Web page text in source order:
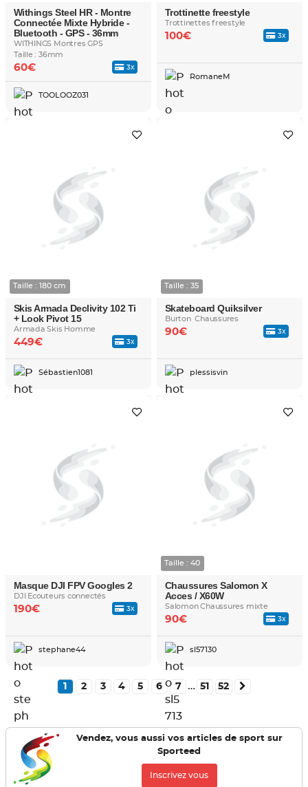
Withings Steel HR - Montre
Connectée Mixte Hybride -
Bluetooth - GPS - 36mm
WITHINGS Montres GPS
Taille : 36mm
3x
60€
TOOLOOZ031
Trottinette freestyle
Trottinettes freestyle
3x
100€
RomaneM
Taille : 180 cm
Skis Armada Declivity 102 Ti
+ Look Pivot 15
Armada Skis Homme
3x
449€
Sébastien1081
Taille : 35
Skateboard Quiksilver
Burton Chaussures
3x
90€
plessisvin
Masque DJI FPV Googles 2
DJI Ecouteurs connectés
3x
190€
stephane44
Taille : 40
Chaussures Salomon X
Acces / X60W
Salomon Chaussures mixte
3x
90€
sl57130
1 2 3 4 5 6 7 … 51 52
Vendez, vous aussi vos articles de sport sur
Sporteed
Inscrivez vous